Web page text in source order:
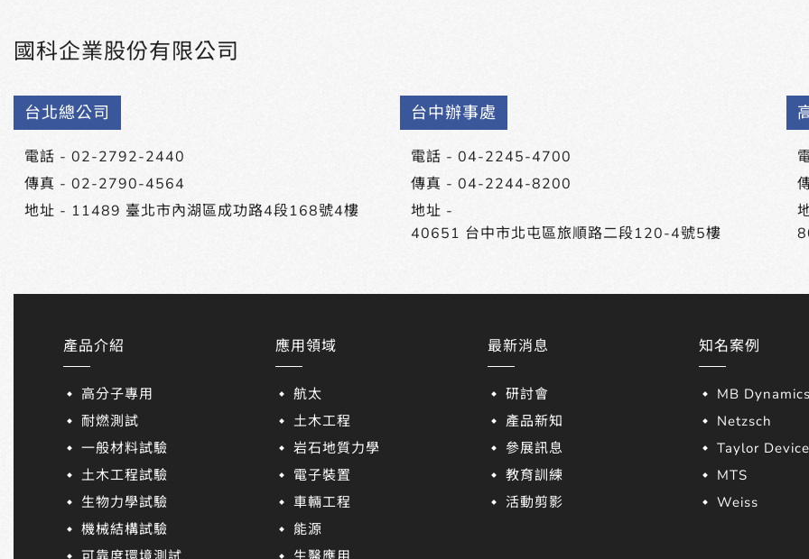
國科企業股份有限公司
台北總公司
電話 - 02-2792-2440
傳真 - 02-2790-4564
地址 - 11489 臺北市內湖區成功路4段168號4樓
台中辦事處
電話 - 04-2245-4700
傳真 - 04-2244-8200
地址 -
40651 台中市北屯區旅順路二段120-4號5樓
產品介紹
高分子專用
耐燃測試
一般材料試驗
土木工程試驗
生物力學試驗
機械結構試驗
應用領域
航太
土木工程
岩石地質力學
電子裝置
車輛工程
能源
最新消息
研討會
產品新知
參展訊息
教育訓練
活動剪影
知名案例
MB
Netzsch
Taylor
MTS
Weiss